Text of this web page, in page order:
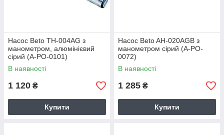
Насос Beto TH-004AG з
манометром, алюмінієвий
сірий (A-PO-0101)
В наявності
1 120 ₴
Купити
Насос Beto AH-020AGB з
манометром сірий (A-PO-
0072)
В наявності
1 285 ₴
Купити